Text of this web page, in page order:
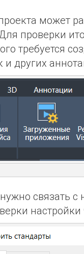
может
проверки
требуется
и других
связать